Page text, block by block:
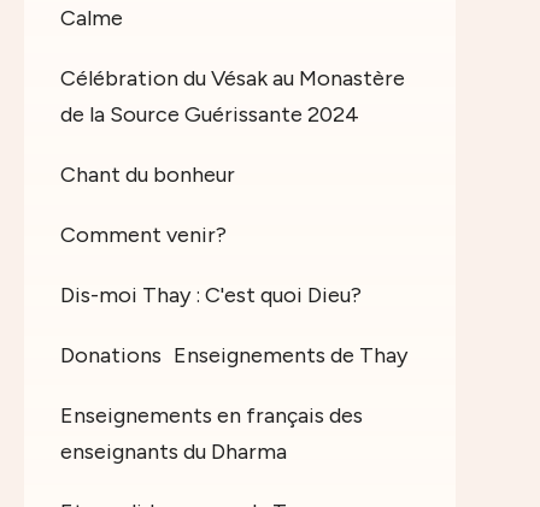
Calme
Célébration du Vésak au Monastère
de la Source Guérissante 2024
Chant du bonheur
Comment venir?
Dis-moi Thay : C'est quoi Dieu?
Donations Enseignements de Thay
Enseignements en français des
enseignants du Dharma